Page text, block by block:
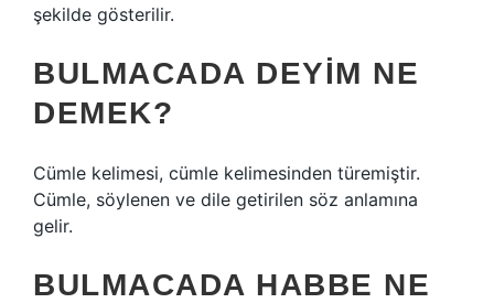
şekilde gösterilir.
BULMACADA DEYIM NE
DEMEK?
Cümle kelimesi, cümle kelimesinden türemiştir.
Cümle, söylenen ve dile getirilen söz anlamına
gelir.
BULMACADA HABBE NE